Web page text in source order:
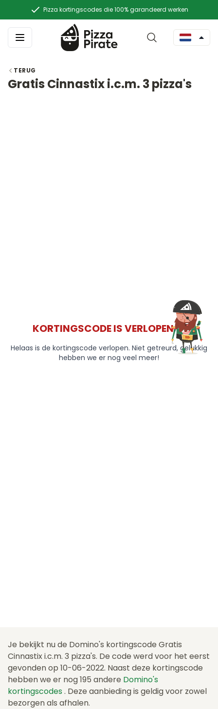
Pizza kortingscodes die 100% garandeerd werken
TERUG
Gratis Cinnastix i.c.m. 3 pizza's
KORTINGSCODE IS VERLOPEN 😞
Helaas is de kortingscode verlopen. Niet getreurd, gelukkig
hebben we er nog veel meer!
Je bekijkt nu de Domino's kortingscode Gratis
Cinnastix i.c.m. 3 pizza's. De code werd voor het eerst
gevonden op 10-06-2022. Naast deze kortingscode
hebben we er nog 195 andere Domino's
kortingscodes . Deze aanbieding is geldig voor zowel
bezorgen als afhalen.